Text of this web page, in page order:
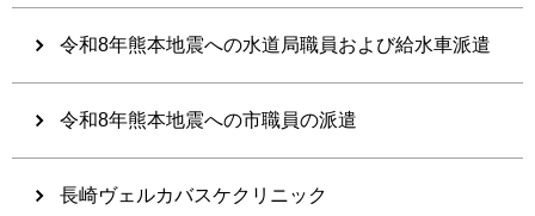
令和8年熊本地震への水道局職員および給水車派遣
令和8年熊本地震への市職員の派遣
長崎ヴェルカバスケクリニック